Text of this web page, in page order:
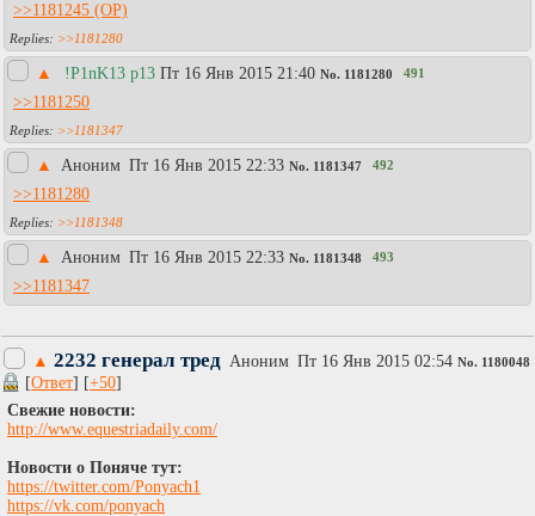
>>1181245
>>1181280
▲ !P1nK13 p13 Пт 16 Янв 2015 21:40 No. 1181280 491
>>1181250
>>1181347
▲ Аноним Пт 16 Янв 2015 22:33 No. 1181347 492
>>1181280
>>1181348
▲ Аноним Пт 16 Янв 2015 22:33 No. 1181348 493
>>1181347
▲ 2232 генерал тред Аноним Пт 16 Янв 2015 02:54 No. 1180048
[Ответ] [+50]
Свежие новости:
http://www.equestriadaily.com/
Новости о Поняче тут:
https://twitter.com/Ponyach1
https://vk.com/ponyach